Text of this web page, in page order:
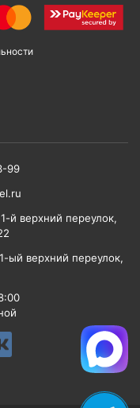
99
1-й верхний переулок,
1-ый верхний переулок,